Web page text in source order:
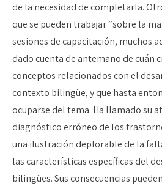
de la necesidad de completarla.
que se pueden trabajar “sobre la
sesiones de capacitación, muchos
dado cuenta de antemano de cuán
conceptos relacionados con el
contexto bilingüe, y que hasta
ocuparse del tema. Ha llamado su
diagnóstico erróneo de los
una ilustración deplorable de la
las características específicas del
bilingües. Sus consecuencias